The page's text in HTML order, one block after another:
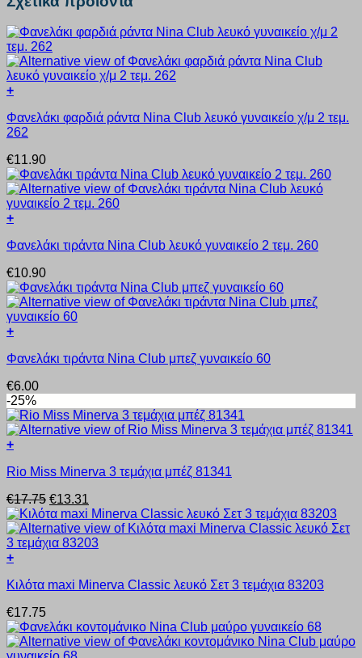
+
το
προϊόν
πολλαπλές
παραλλαγές.
Οι
επιλογές
μπορούν
επιλεγούν
σελίδα
του
προϊόντος
Φανελάκι φαρδιά ράντα Nina Club λευκό γυναικείο χ/μ 2 τεμ.
262
€11.90
+
το
έχει
πολλαπλές
παραλλαγές.
Οι
επιλογές
να
στη
σελίδα
του
προϊόντος
Φανελάκι τιράντα Nina Club λευκό γυναικείο 2 τεμ. 260
€10.90
+
το
έχει
πολλαπλές
παραλλαγές.
Οι
επιλογές
να
στη
σελίδα
του
προϊόντος
Φανελάκι τιράντα Nina Club μπεζ γυναικείο 60
€6.00
-25%
+
το
έχει
πολλαπλές
παραλλαγές.
Οι
επιλογές
να
στη
σελίδα
του
Rio Miss Minerva 3 τεμάχια μπέζ 81341
€17.75 Original
price
was:
€17.75.
€13.31
τρέχουσα
τιμή
είναι:
+
το
έχει
πολλαπλές
παραλλαγές.
Κιλότα maxi Minerva Classic λευκό Σετ 3 τεμάχια 83203
€17.75